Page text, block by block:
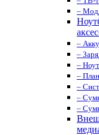
–
–
–
–
–
–
–
–